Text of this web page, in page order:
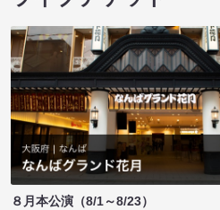
８月本公演（8/1～8/23）